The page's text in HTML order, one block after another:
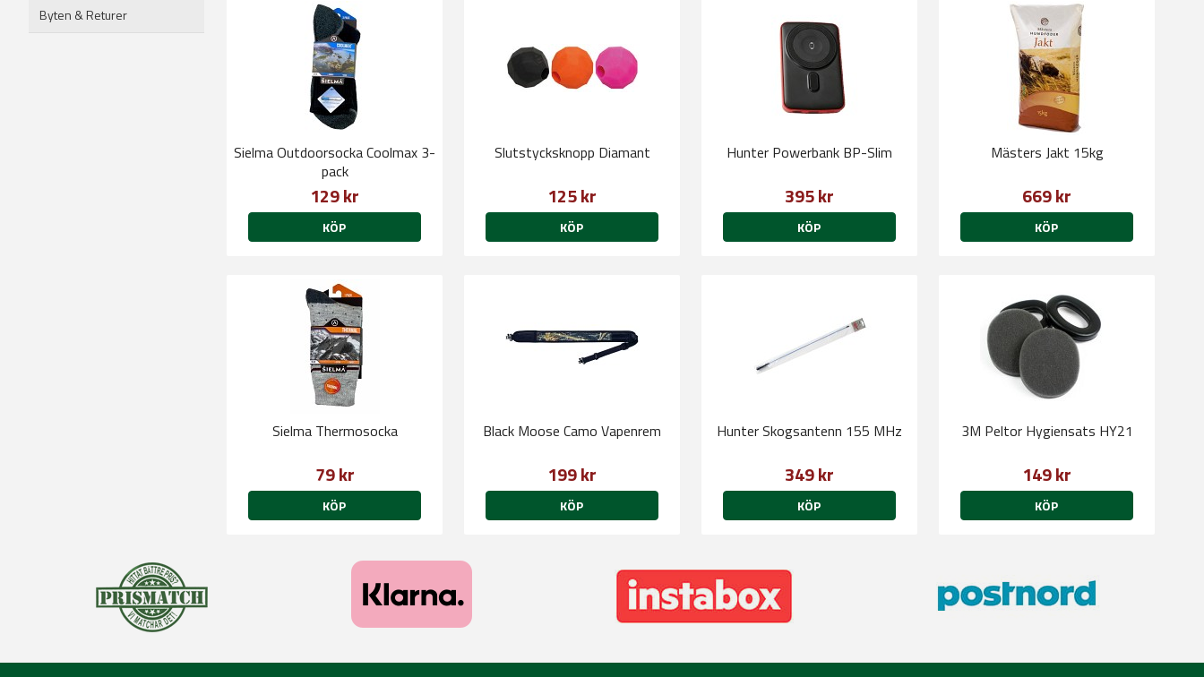
Byten & Returer
Sielma Outdoorsocka Coolmax 3-
pack
129 kr
KÖP
Slutstycksknopp Diamant
125 kr
KÖP
Hunter Powerbank BP-Slim
395 kr
KÖP
Mästers Jakt 15kg
669 kr
KÖP
Sielma Thermosocka
79 kr
KÖP
Black Moose Camo Vapenrem
199 kr
KÖP
Hunter Skogsantenn 155 MHz
349 kr
KÖP
3M Peltor Hygiensats HY21
149 kr
KÖP